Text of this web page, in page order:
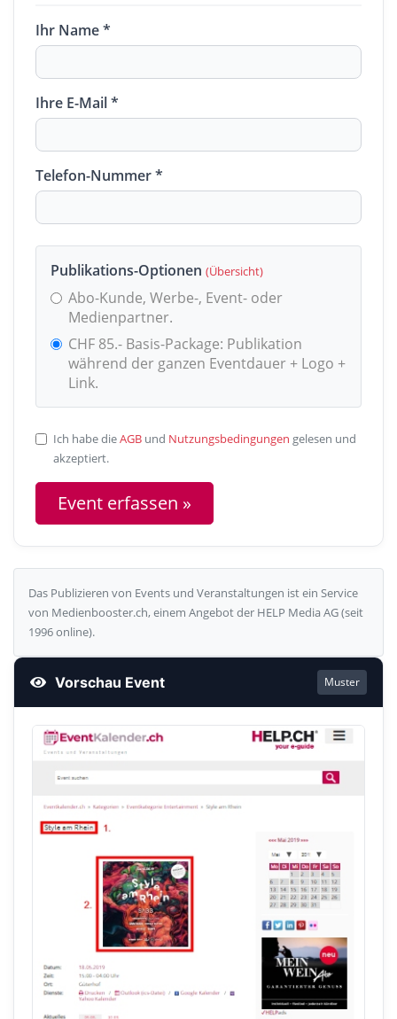
Ihr Name *
Ihre E-Mail *
Telefon-Nummer *
Publikations-Optionen (Übersicht)
Abo-Kunde, Werbe-, Event- oder
Medienpartner.
CHF 85.- Basis-Package: Publikation
während der ganzen Eventdauer + Logo +
Link.
Ich habe dieAGB und Nutzungsbedingungen gelesen und
akzeptiert.
Das Publizieren von Events und Veranstaltungen ist ein Service
von Medienbooster.ch, einem Angebot der HELP Media AG (seit
1996 online).
Vorschau Event Muster